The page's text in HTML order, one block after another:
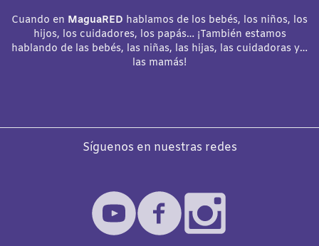
Cuando en MaguaRED hablamos de los bebés, los niños, los
hijos, los cuidadores, los papás… ¡También estamos
hablando de las bebés, las niñas, las hijas, las cuidadoras y…
las mamás!
Síguenos en nuestras redes